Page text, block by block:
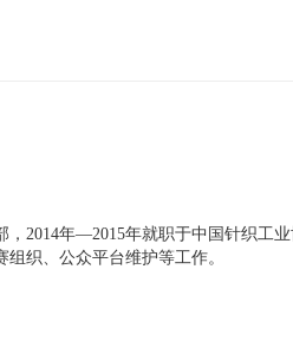
2014年—2015年就职于中国针织工
织、公众平台维护等工作。